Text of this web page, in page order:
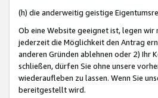
(h) die anderweitig geistige
Ob eine Website geeignet ist, legen wir
jederzeit die Möglichkeit den Antrag
anderen Gründen ablehnen oder 2) Ihr
schließen, dürfen Sie ohne unsere
wiederaufleben zu lassen. Wenn Sie
bereitgestellt wird.